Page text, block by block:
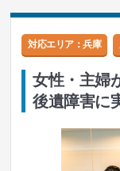
対応エリア：兵庫
女性・主婦
後遺障害に